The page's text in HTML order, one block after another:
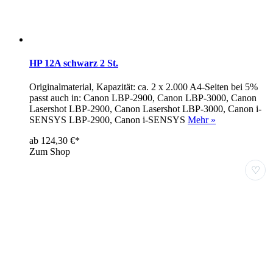
HP 12A schwarz 2 St.
Originalmaterial, Kapazität: ca. 2 x 2.000 A4-Seiten bei 5%
passt auch in: Canon LBP-2900, Canon LBP-3000, Canon
Lasershot LBP-2900, Canon Lasershot LBP-3000, Canon i-
SENSYS LBP-2900, Canon i-SENSYS Mehr »
ab 124,30 €*
Zum Shop
♡